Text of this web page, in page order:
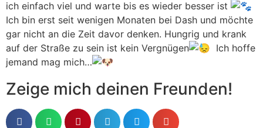
ich einfach viel und warte bis es wieder besser ist
Ich bin erst seit wenigen Monaten bei Dash und möchte
gar nicht an die Zeit davor denken. Hungrig und krank
auf der Straße zu sein ist kein Vergnügen
Ich hoffe
jemand mag mich…
Zeige mich deinen Freunden!